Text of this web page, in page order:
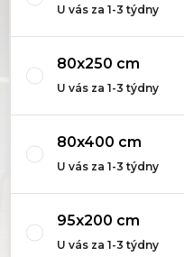
U vás za 1-3 týdny
80x250 cm
U vás za 1-3 týdny
80x400 cm
U vás za 1-3 týdny
95x200 cm
U vás za 1-3 týdny